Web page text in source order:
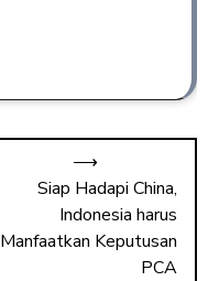
Siap Hadapi China,
Indonesia harus
Manfaatkan Keputusan
PCA
⟶